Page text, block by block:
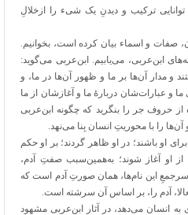
ترکیب و دیدنِ یک شیء را ازخلالِ
صفات و اسماء بیان کرده است، بخوانیم.
ابن‌عربی، می‌یابیم. ابن‌عربی می‌گوید:
و مدار آن‌ها بر ما و ظهور آن‌ها در ما، و
و عبارات‌شان دربارهٔ ما و آغازشان از ما
حروف جر را بنگرید که چگونه ابن‌عربی
را با محوریتِ انسان بِنا می‌نهد.
او باشند؛ در او ظاهر گردند؛ بر او حکم
از او آغاز شوند؛ به‌همین‌سبب صفتِ آدم،
سرجمعِ این نام‌ها، همان صورتِ آدم است که
آدم را، بر اساس آن سرشته است.
انسان می‌دهد، در آثار ابن‌عربی مشهود